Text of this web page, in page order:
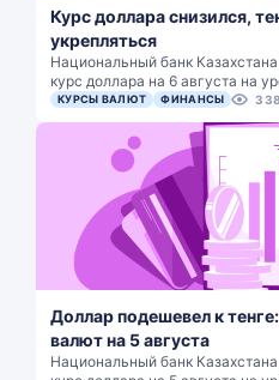
Курс доллара снизился,
укрепляться
Национальный банк
курс доллара на 6 августа на
КУРСЫ ВАЛЮТ ФИНАНСЫ
Доллар подешевел к
валют на 5 августа
Национальный банк